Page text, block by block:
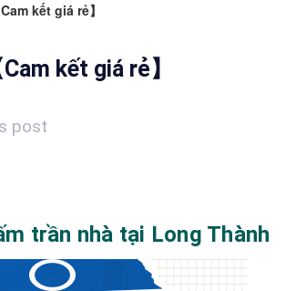
kết giá rẻ】
kết giá rẻ】
post
trần nhà tại Long Thành